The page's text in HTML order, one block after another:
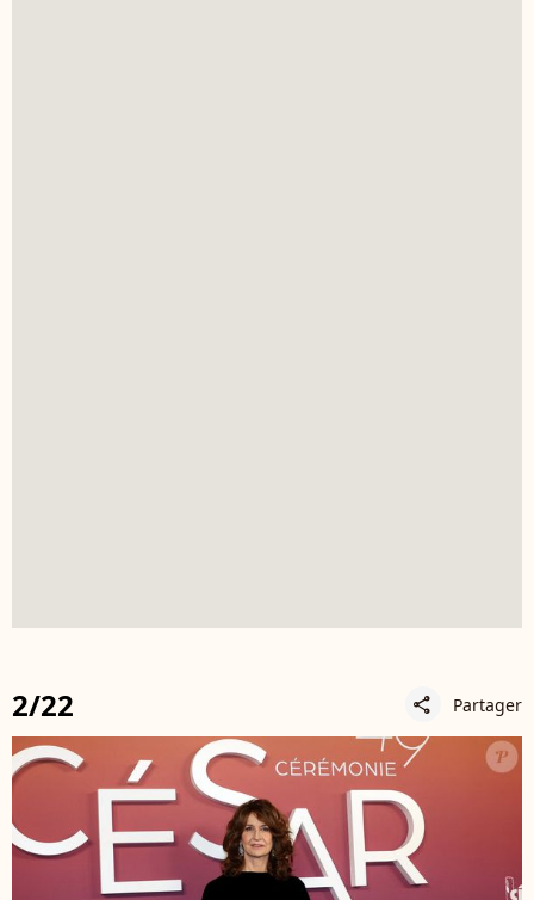
2/22 share Partager